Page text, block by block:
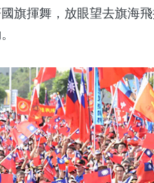
旗揮舞，放眼望去旗海